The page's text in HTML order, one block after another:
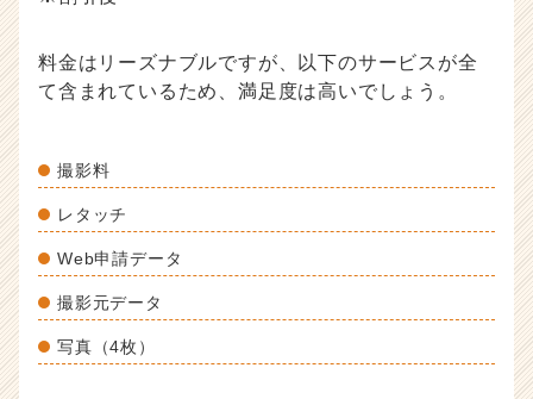
料金はリーズナブルですが、以下のサービスが全
て含まれているため、満足度は高いでしょう。
撮影料
レタッチ
Web申請データ
撮影元データ
写真（4枚）